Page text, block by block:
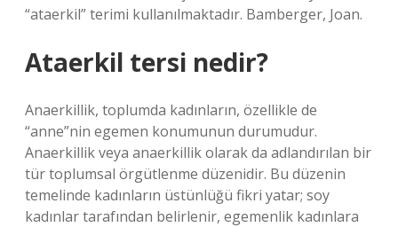
“ataerkil” terimi kullanılmaktadır. Bamberger, Joan.
Ataerkil tersi nedir?
Anaerkillik, toplumda kadınların, özellikle de
“anne”nin egemen konumunun durumudur.
Anaerkillik veya anaerkillik olarak da adlandırılan bir
tür toplumsal örgütlenme düzenidir. Bu düzenin
temelinde kadınların üstünlüğü fikri yatar; soy
kadınlar tarafından belirlenir, egemenlik kadınlara